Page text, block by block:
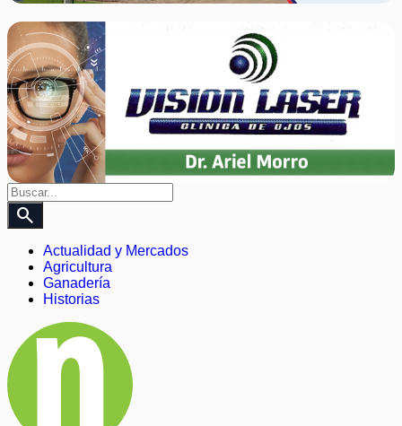
search
Actualidad y Mercados
Agricultura
Ganadería
Historias